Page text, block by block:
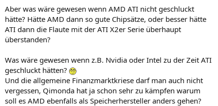
Aber was wäre gewesen wenn AMD ATI nicht geschluckt
hätte? Hätte AMD dann so gute Chipsätze, oder besser hätte
ATI dann die Flaute mit der ATI X2er Serie überhaupt
überstanden?
Was wäre gewesen wenn z.B. Nvidia oder Intel zu der Zeit ATI
geschluckt hätten?
Und die allgemeine Finanzmarktkriese darf man auch nicht
vergessen, Qimonda hat ja schon sehr zu kämpfen warum
soll es AMD ebenfalls als Speicherhersteller anders gehen?